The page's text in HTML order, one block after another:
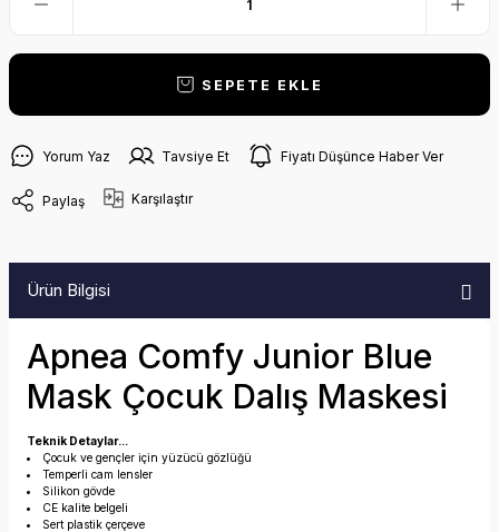
SEPETE EKLE
Yorum Yaz Tavsiye Et Fiyatı Düşünce Haber Ver
Paylaş Karşılaştır
Ürün Bilgisi
Apnea Comfy Junior Blue
Mask Çocuk Dalış Maskesi
Teknik Detaylar...
Çocuk ve gençler için yüzücü gözlüğü
Temperli cam lensler
Silikon gövde
CE kalite belgeli
Sert plastik çerçeve